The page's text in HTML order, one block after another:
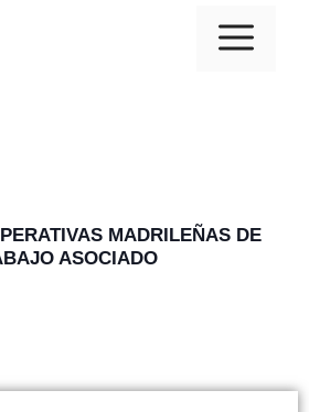
MADRILEÑAS DE
ASOCIADO